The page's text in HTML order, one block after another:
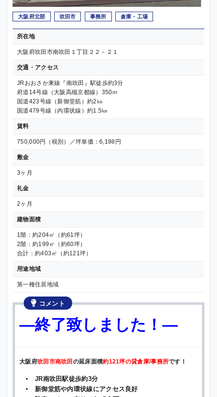
大阪府北部 吹田市 事務所 倉庫・工場
所在地
大阪府吹田市南吹田１丁目２２－２１
交通・アクセス
JRおおさか東線『南吹田』駅徒歩約3分
府道14号線（大阪高槻京都線）350ｍ
国道423号線（新御堂筋）約2㎞
国道479号線（内環状線）約1.5㎞
賃料
750,000円（税別）／坪単価：6,198円
敷金
3ヶ月
礼金
2ヶ月
建物面積
1階：約204㎡（約61坪）
2階：約199㎡（約60坪）
合計：約403㎡（約121坪）
用途地域
第一種住居地域
コメント
—終了致しました！—
大阪府吹田市南吹田の延床面積約121坪の貸倉庫/事務所です！
▪ JR南吹田駅徒歩約3分
▪ 新御堂筋や内環状線にアクセス良好